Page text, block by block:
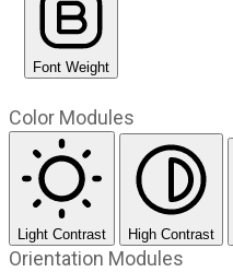
Font Weight
Color Modules
Light Contrast High Contrast
Orientation Modules